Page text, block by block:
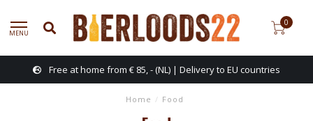
MENU
0
Free at home from € 85, - (NL) | Delivery to EU countries
Home / Food